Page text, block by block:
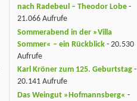
nach Radebeul – Theodor Lobe -
21.066 Aufrufe
Sommerabend in der »Villa
Sommer« – ein Rückblick - 20.530
Aufrufe
Karl Kröner zum 125. Geburtstag -
20.141 Aufrufe
Das Weingut »Hofmannsberg« -